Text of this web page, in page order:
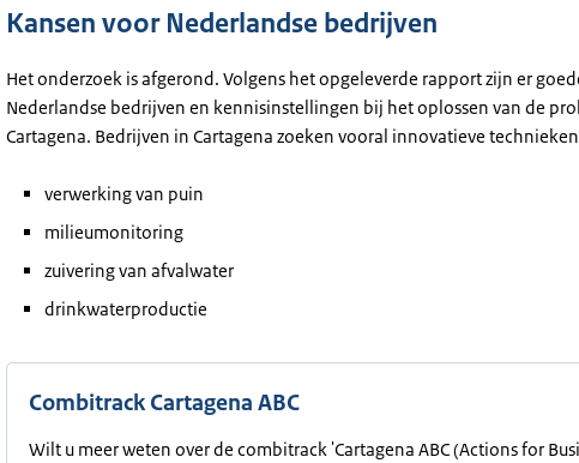
Kansen voor Nederlandse bedrijven
Het onderzoek is afgerond. Volgens het opgeleverde rapport zijn er
Nederlandse bedrijven en kennisinstellingen bij het oplossen van de
Cartagena. Bedrijven in Cartagena zoeken vooral innovatieve
verwerking van puin
milieumonitoring
zuivering van afvalwater
drinkwaterproductie
Combitrack Cartagena ABC
Wilt u meer weten over de combitrack 'Cartagena ABC (Actions for